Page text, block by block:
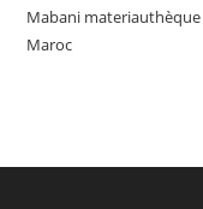
Mabani materiauthèque
Maroc